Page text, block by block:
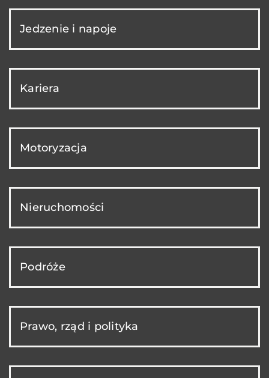
Jedzenie i napoje
Kariera
Motoryzacja
Nieruchomości
Podróże
Prawo, rząd i polityka